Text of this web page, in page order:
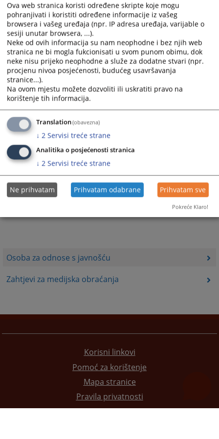
Osoba za odnose s javnošću
Zahtjevi za medijska obraćanja
Trenutno nema vijesti
Korisni linkovi
Pomoć za korištenje
Mapa stranice
Pravila privatnosti
Ova web stranica koristi određene skripte koje mogu
pohranjivati i koristiti određene informacije iz vašeg
browsera i vašeg uređaja (npr. IP adresa uređaja, varijable o
sesiji unutar browsera, ...).
Neke od ovih informacija su nam neophodne i bez njih web
stranica ne bi mogla fukcionisati u svom punom obimu, dok
neke nisu prijeko neophodne a služe za dodatne stvari (npr.
procjenu nivoa posjećenosti, budućeg usavršavanja
stranice...).
Na ovom mjestu možete dozvoliti ili uskratiti pravo na
korištenje tih informacija.
Translation(obavezna)
↓ 2 Servisi treće strane
Analitika o posjećenosti stranica
↓ 2 Servisi treće strane
Ne prihvatam Prihvatam odabrane Prihvatam sve
Pokreće Klaro!